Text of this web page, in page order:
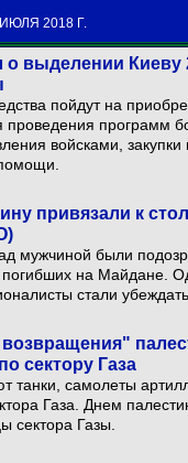
2018 Г.
о выделении
пойдут на
проведения программ
войсками,
привязали к
мужчиной были
на Майдане.
стали
сектору Газа
танки, самолеты
Газа. Днем
сектора Газы.